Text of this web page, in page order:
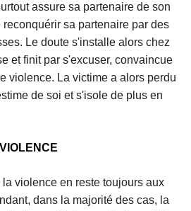
assure sa partenaire de son
sa partenaire par des
Le doute s'installe alors chez
et finit par s'excuser, convaincue
violence. La victime a alors perdu
de soi et s'isole de plus en
violence en reste toujours aux
dans la majorité des cas, la